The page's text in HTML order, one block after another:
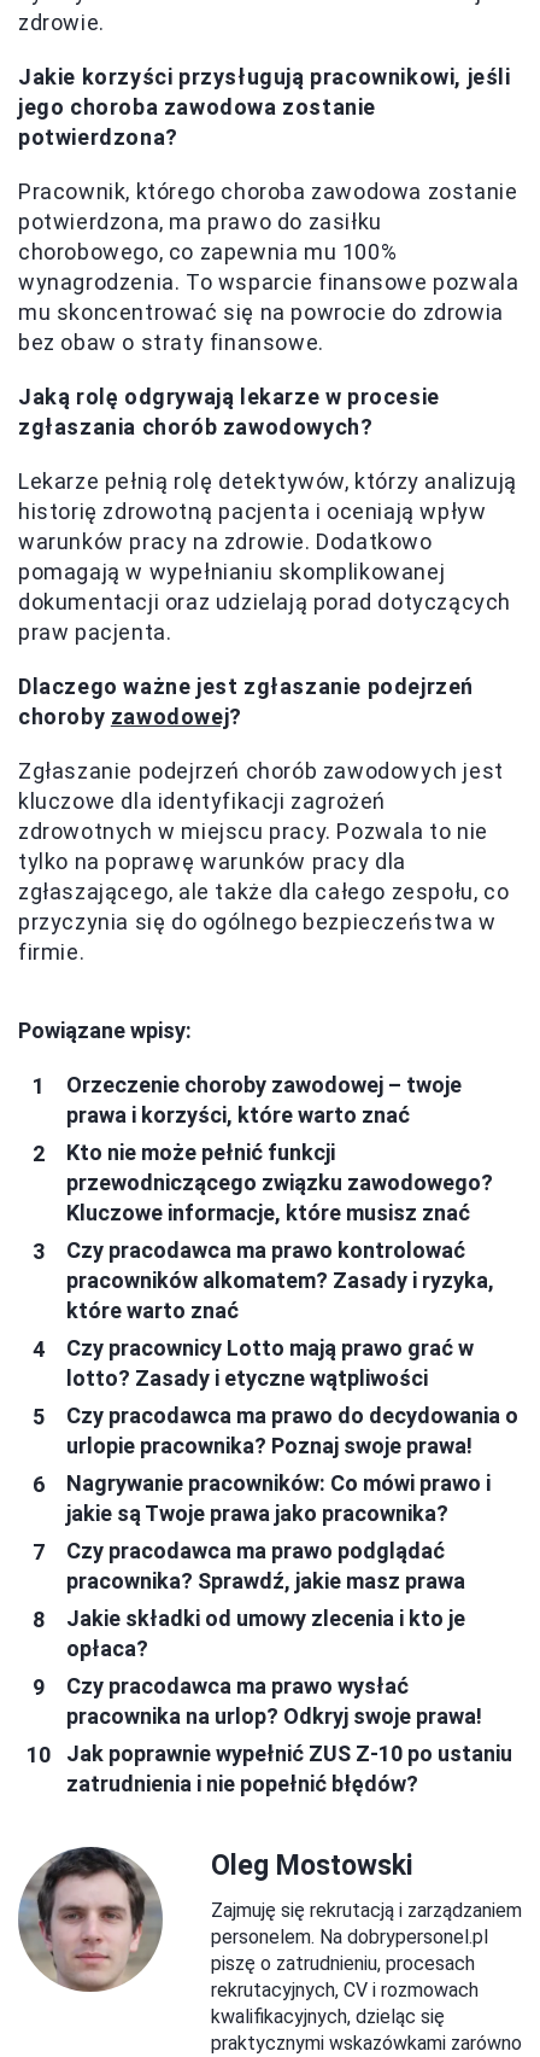
zdrowie.
Jakie korzyści przysługują pracownikowi, jeśli
jego choroba zawodowa zostanie
potwierdzona?
Pracownik, którego choroba zawodowa zostanie
potwierdzona, ma prawo do zasiłku
chorobowego, co zapewnia mu 100%
wynagrodzenia. To wsparcie finansowe pozwala
mu skoncentrować się na powrocie do zdrowia
bez obaw o straty finansowe.
Jaką rolę odgrywają lekarze w procesie
zgłaszania chorób zawodowych?
Lekarze pełnią rolę detektywów, którzy analizują
historię zdrowotną pacjenta i oceniają wpływ
warunków pracy na zdrowie. Dodatkowo
pomagają w wypełnianiu skomplikowanej
dokumentacji oraz udzielają porad dotyczących
praw pacjenta.
Dlaczego ważne jest zgłaszanie podejrzeń
choroby zawodowej?
Zgłaszanie podejrzeń chorób zawodowych jest
kluczowe dla identyfikacji zagrożeń
zdrowotnych w miejscu pracy. Pozwala to nie
tylko na poprawę warunków pracy dla
zgłaszającego, ale także dla całego zespołu, co
przyczynia się do ogólnego bezpieczeństwa w
firmie.
Powiązane wpisy:
Orzeczenie choroby zawodowej – twoje
prawa i korzyści, które warto znać
Kto nie może pełnić funkcji
przewodniczącego związku zawodowego?
Kluczowe informacje, które musisz znać
Czy pracodawca ma prawo kontrolować
pracowników alkomatem? Zasady i ryzyka,
które warto znać
Czy pracownicy Lotto mają prawo grać w
lotto? Zasady i etyczne wątpliwości
Czy pracodawca ma prawo do decydowania o
urlopie pracownika? Poznaj swoje prawa!
Nagrywanie pracowników: Co mówi prawo i
jakie są Twoje prawa jako pracownika?
Czy pracodawca ma prawo podglądać
pracownika? Sprawdź, jakie masz prawa
Jakie składki od umowy zlecenia i kto je
opłaca?
Czy pracodawca ma prawo wysłać
pracownika na urlop? Odkryj swoje prawa!
Jak poprawnie wypełnić ZUS Z-10 po ustaniu
zatrudnienia i nie popełnić błędów?
Oleg Mostowski
Zajmuję się rekrutacją i zarządzaniem
personelem. Na dobrypersonel.pl
piszę o zatrudnieniu, procesach
rekrutacyjnych, CV i rozmowach
kwalifikacyjnych, dzieląc się
praktycznymi wskazówkami zarówno